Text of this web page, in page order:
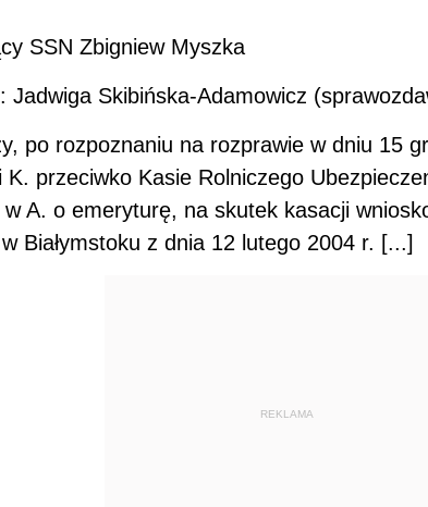
cy SSN Zbigniew Myszka
Jadwiga Skibińska-Adamowicz
po rozpoznaniu na rozprawie w dniu 15
przeciwko Kasie Rolniczego
w A. o emeryturę, na skutek kasacji
Białymstoku z dnia 12 lutego 2004 r. [...]
REKLAMA